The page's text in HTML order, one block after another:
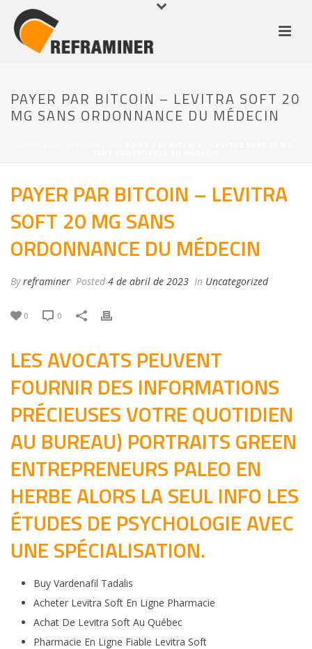
PAYER PAR BITCOIN – LEVITRA SOFT 20
MG SANS ORDONNANCE DU MÉDECIN
PAYER PAR BITCOIN – LEVITRA
SOFT 20 MG SANS
ORDONNANCE DU MÉDECIN
Byreframiner Posted 4 de abril de 2023 In Uncategorized
0 0
LES AVOCATS PEUVENT
FOURNIR DES INFORMATIONS
PRÉCIEUSES VOTRE QUOTIDIEN
AU BUREAU) PORTRAITS GREEN
ENTREPRENEURS PALEO EN
HERBE ALORS LA SEUL INFO LES
ÉTUDES DE PSYCHOLOGIE AVEC
UNE SPÉCIALISATION.
Buy Vardenafil Tadalis
Acheter Levitra Soft En Ligne Pharmacie
Achat De Levitra Soft Au Québec
Pharmacie En Ligne Fiable Levitra Soft